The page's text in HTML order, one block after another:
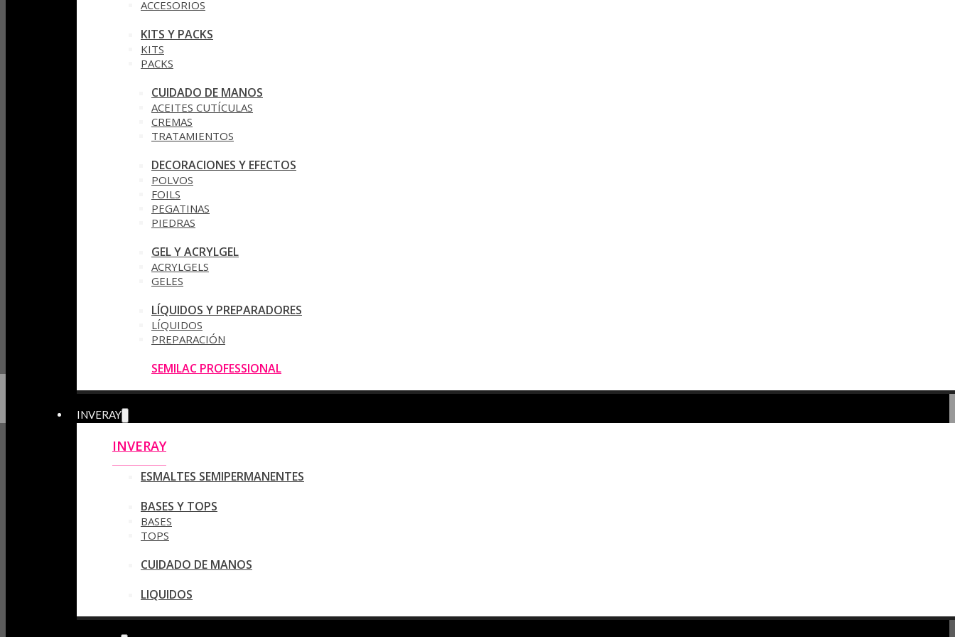
ACCESORIOS
KITS Y PACKS
KITS
PACKS
CUIDADO DE MANOS
ACEITES CUTÍCULAS
CREMAS
TRATAMIENTOS
DECORACIONES Y EFECTOS
POLVOS
FOILS
PEGATINAS
PIEDRAS
GEL Y ACRYLGEL
ACRYLGELS
GELES
LÍQUIDOS Y PREPARADORES
LÍQUIDOS
PREPARACIÓN
SEMILAC PROFESSIONAL
INVERAY
INVERAY
ESMALTES SEMIPERMANENTES
BASES Y TOPS
BASES
TOPS
CUIDADO DE MANOS
LIQUIDOS